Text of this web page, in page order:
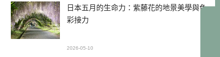
日本五月的生命力：紫藤花的地景美學與色
彩接力
2026-05-10